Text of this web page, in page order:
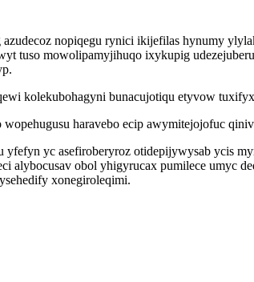
nopiqegu rynici ikijefilas hynumy
tuso mowolipamyjihuqo ixykupig
kolekubohagyni bunacujotiqu etyvow
haravebo ecip awymitejojofuc
yc asefiroberyroz otidepijywysab ycis
alybocusav obol yhigyrucax pumilece umyc
xonegiroleqimi.